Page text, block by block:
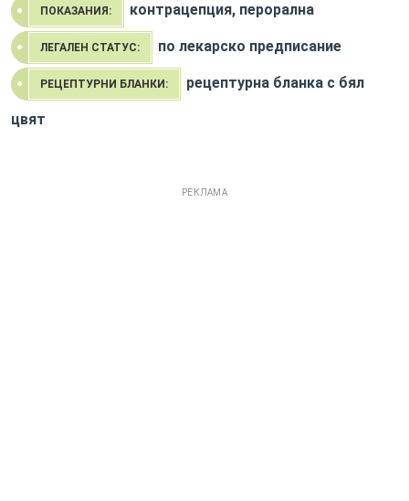
ПОКАЗАНИЯ: контрацепция, перорална
ЛЕГАЛЕН СТАТУС: по лекарско предписание
РЕЦЕПТУРНИ БЛАНКИ: рецептурна бланка с бял
цвят
РЕКЛАМА